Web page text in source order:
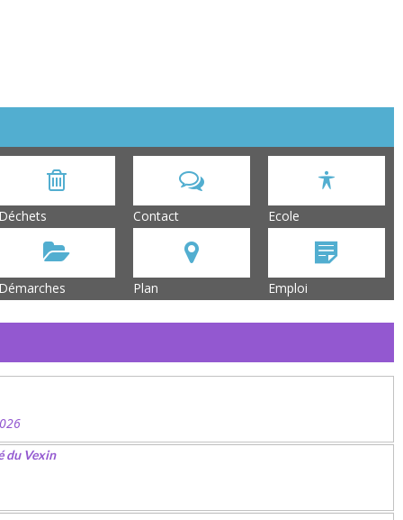
Contact Ecole
Plan Emploi
du Vexin